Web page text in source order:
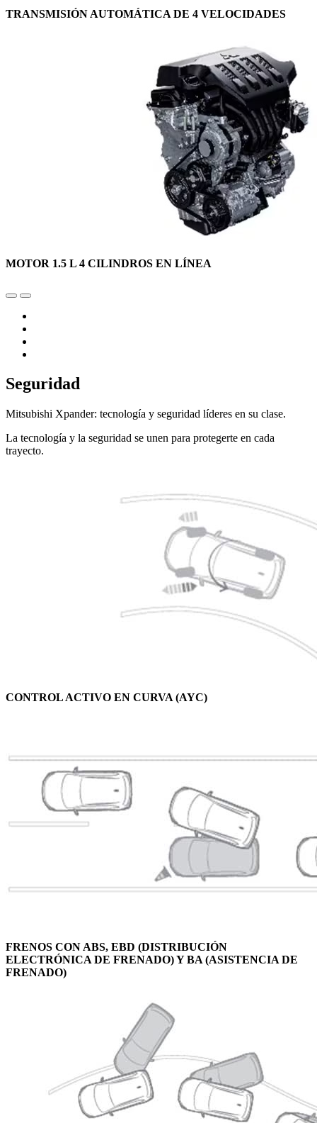
TRANSMISIÓN AUTOMÁTICA DE 4 VELOCIDADES
MOTOR 1.5 L 4 CILINDROS EN LÍNEA
Seguridad
Mitsubishi Xpander: tecnología y seguridad líderes en su clase.
La tecnología y la seguridad se unen para protegerte en cada
trayecto.
CONTROL ACTIVO EN CURVA (AYC)
FRENOS CON ABS, EBD (DISTRIBUCIÓN
ELECTRÓNICA DE FRENADO) Y BA (ASISTENCIA DE
FRENADO)